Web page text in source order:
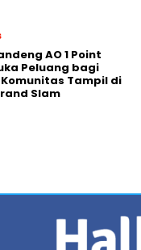
AO 1 Point
Peluang bagi
Tampil di
Slam